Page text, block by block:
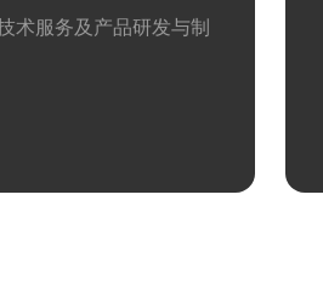
术服务及产品研发与制